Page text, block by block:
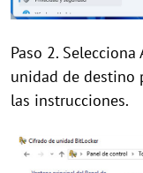
Paso 2.
unidad de destino
las instrucciones.